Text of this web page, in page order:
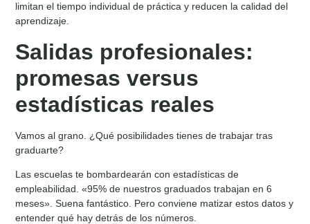
limitan el tiempo individual de práctica y reducen la calidad del
aprendizaje.
Salidas profesionales:
promesas versus
estadísticas reales
Vamos al grano. ¿Qué posibilidades tienes de trabajar tras
graduarte?
Las escuelas te bombardearán con estadísticas de
empleabilidad. «95% de nuestros graduados trabajan en 6
meses». Suena fantástico. Pero conviene matizar estos datos y
entender qué hay detrás de los números.